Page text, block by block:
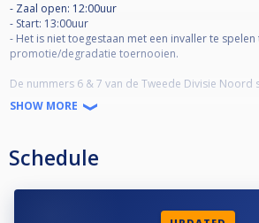
- Zaal open: 12:00uur
- Start: 13:00uur
- Het is niet toegestaan met een invaller te
promotie/degradatie toernooien.
De nummers 6 & 7 van de Tweede Divisie Noord
nummers 2 van de Derde Divisie Noord/Oost en
promotieplaats. De winnaars van deze
deze gespeeld worden in de Tweede Divisie.
volgende ronde.
SHOW MORE
Schedule